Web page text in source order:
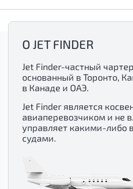
О JET FINDER
Jet Finder-частный
основанный в Торонто,
в Канаде и ОАЭ.
Jet Finder является
авиаперевозчиком и не
управляет какими-либо
судами.